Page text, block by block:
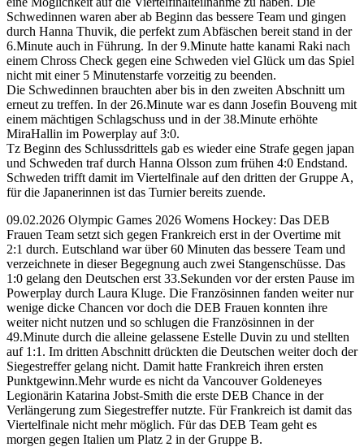
Schwedinnen waren aber ab Beginn das bessere Team und gingen
durch Hanna Thuvik, die perfekt zum Abfäschen bereit stand in der
6.Minute auch in Führung. In der 9.Minute hatte kanami Raki nach
einem Chross Check gegen eine Schweden viel Glück um das Spiel
nicht mit einer 5 Minutenstarfe vorzeitig zu beenden.
Die Schwedinnen brauchten aber bis in den zweiten Abschnitt um
erneut zu treffen. In der 26.Minute war es dann Josefin Bouveng mit
einem mächtigen Schlagschuss und in der 38.Minute erhöhte
MiraHallin im Powerplay auf 3:0.
Tz Beginn des Schlussdrittels gab es wieder eine Strafe gegen japan
und Schweden traf durch Hanna Olsson zum frühen 4:0 Endstand.
Schweden trifft damit im Viertelfinale auf den dritten der Gruppe A,
für die Japanerinnen ist das Turnier bereits zuende.
09.02.2026 Olympic Games 2026 Womens Hockey: Das DEB
Frauen Team setzt sich gegen Frankreich erst in der Overtime mit
2:1 durch. Eutschland war über 60 Minuten das bessere Team und
verzeichnete in dieser Begegnung auch zwei Stangenschüsse. Das
1:0 gelang den Deutschen erst 33.Sekunden vor der ersten Pause im
Powerplay durch Laura Kluge. Die Französinnen fanden weiter nur
wenige dicke Chancen vor doch die DEB Frauen konnten ihre
weiter nicht nutzen und so schlugen die Französinnen in der
49.Minute durch die alleine gelassene Estelle Duvin zu und stellten
auf 1:1. Im dritten Abschnitt drückten die Deutschen weiter doch der
Siegestreffer gelang nicht. Damit hatte Frankreich ihren ersten
Punktgewinn.Mehr wurde es nicht da Vancouver Goldeneyes
Legionärin Katarina Jobst-Smith die erste DEB Chance in der
Verlängerung zum Siegestreffer nutzte. Für Frankreich ist damit das
Viertelfinale nicht mehr möglich. Für das DEB Team geht es
morgen gegen Italien um Platz 2 in der Gruppe B.